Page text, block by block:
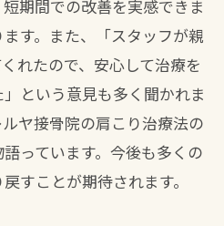
立つ設備の紹介
治療の実例
期間での改善を実感できま
す。また、「スタッフが親
れたので、安心して治療を
という意見も多く聞かれま
ヤ接骨院の肩こり治療法の
っています。今後も多くの
すことが期待されます。